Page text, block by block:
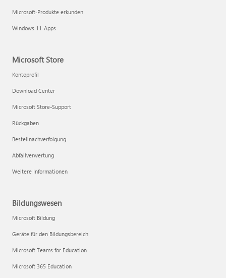
Microsoft-Produkte erkunden
Windows 11-Apps
Microsoft Store
Kontoprofil
Download Center
Microsoft Store-Support
Rückgaben
Bestellnachverfolgung
Abfallverwertung
Weitere Informationen
Bildungswesen
Microsoft Bildung
Geräte für den Bildungsbereich
Microsoft Teams for Education
Microsoft 365 Education